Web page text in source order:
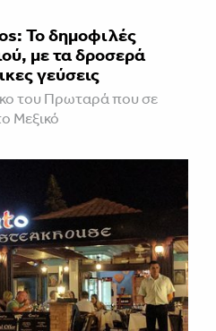
Το δημοφιλές
με τα δροσερά
γεύσεις
του Πρωταρά που σε
Μεξικό